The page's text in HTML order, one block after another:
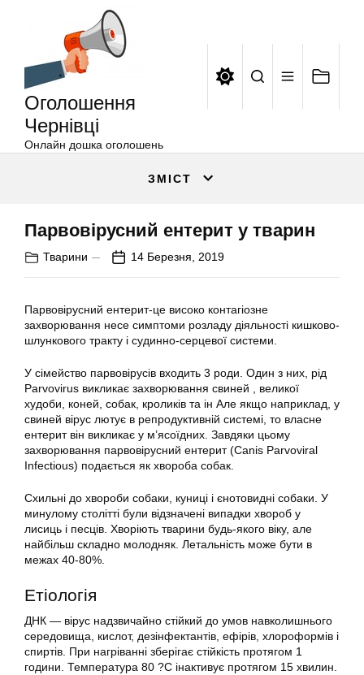
Оголошення
Чернівці
Онлайн дошка оголошень
ЗМІСТ
Парвовірусний ентерит у тварин
Тварини 14 Березня, 2019
Парвовірусний ентерит-це високо контагіозне
захворювання несе симптоми розладу діяльності кишково-
шлункового тракту і судинно-серцевої системи.
У сімейство парвовірусів входить 3 роди. Один з них, рід
Parvovirus викликає захворювання свиней , великої
худоби, коней, собак, кроликів та ін Але якщо наприклад, у
свиней вірус лютує в репродуктивній системі, то власне
ентерит він викликає у м’ясоїдних. Завдяки цьому
захворювання парвовірусний ентерит (Canis Parvoviral
Infectious) подається як хвороба собак.
Схильні до хвороби собаки, куниці і єнотовидні собаки. У
минулому столітті були відзначені випадки хвороб у
лисиць і песців. Хворіють тварини будь-якого віку, але
найбільш складно молодняк. Летальність може бути в
межах 40-80%.
Етіологія
ДНК — вірус надзвичайно стійкий до умов навколишнього
середовища, кислот, дезінфектантів, ефірів, хлороформів і
спиртів. При нагріванні зберігає стійкість протягом 1
години. Температура 80 ?C інактивує протягом 15 хвилин.